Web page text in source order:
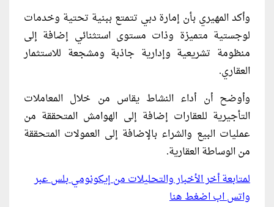
وأكد المهيري بأن إمارة دبي تتمتع ببنية تحتية وخدمات
لوجستية متميزة وذات مستوى استثنائي إضافة إلى
منظومة تشريعية وإدارية جاذبة ومشجعة للاستثمار
العقاري.
وأوضح أن أداء النشاط يقاس من خلال المعاملات
التأجيرية للعقارات إضافة إلى الهوامش المتحققة من
عمليات البيع والشراء بالإضافة إلى العمولات المتحققة
من الوساطة العقارية.
لمتابعة أخر الأخبار والتحليلات من إيكونومي بلس عبر
واتس اب اضغط هنا